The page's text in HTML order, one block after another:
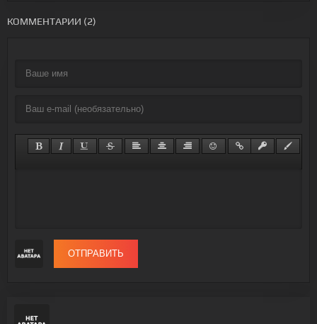
КОММЕНТАРИИ (2)
ОТПРАВИТЬ